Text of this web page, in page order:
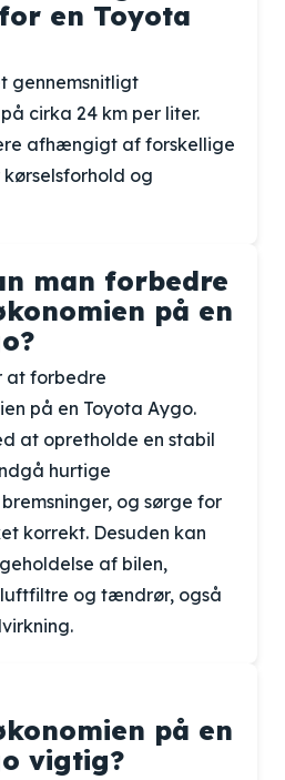
en Toyota
gennemsnitligt
cirka 24 km per liter.
afhængigt af forskellige
og
man forbedre
på en
at forbedre
på en Toyota Aygo.
at opretholde en stabil
hurtige
og sørge for
korrekt. Desuden kan
af bilen,
og tændrør, også
på en
vigtig?